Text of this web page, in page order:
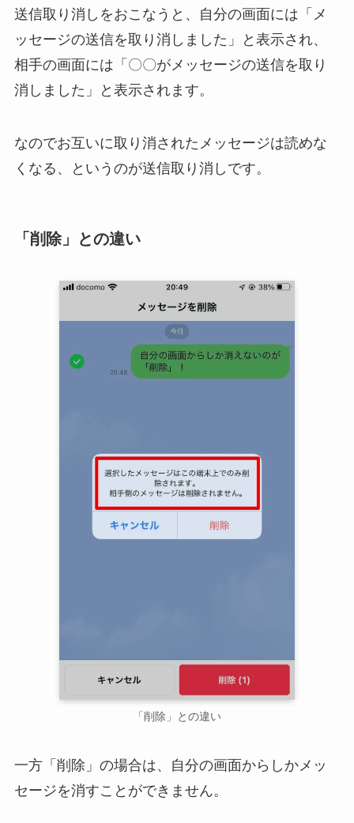
送信取り消しをおこなうと、自分の画面には「メ
ッセージの送信を取り消しました」と表示され、
相手の画面には「〇〇がメッセージの送信を取り
消しました」と表示されます。
なのでお互いに取り消されたメッセージは読めな
くなる、というのが送信取り消しです。
「削除」との違い
「削除」との違い
一方「削除」の場合は、自分の画面からしかメッ
セージを消すことができません。